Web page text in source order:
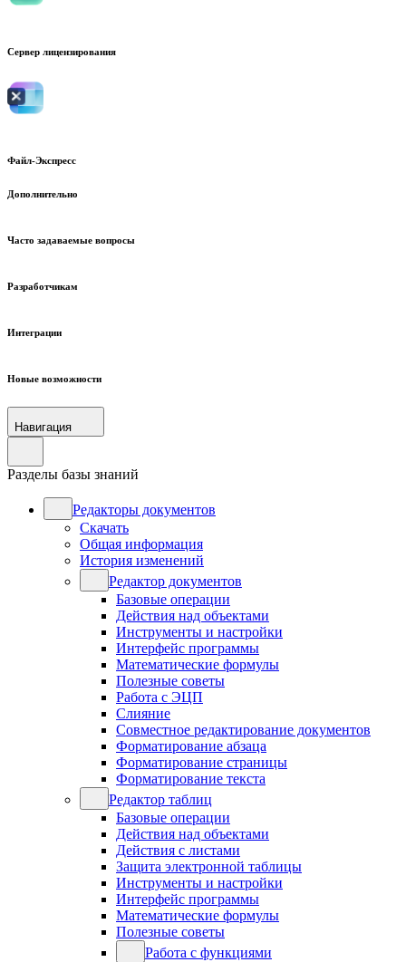
Сервер лицензирования
Файл-Экспресс
Дополнительно
Часто задаваемые вопросы
Разработчикам
Интеграции
Новые возможности
Навигация
Разделы базы знаний
Редакторы документов
Скачать
Общая информация
История изменений
Редактор документов
Базовые операции
Действия над объектами
Инструменты и настройки
Интерфейс программы
Математические формулы
Полезные советы
Работа с ЭЦП
Слияние
Совместное редактирование документов
Форматирование абзаца
Форматирование страницы
Форматирование текста
Редактор таблиц
Базовые операции
Действия над объектами
Действия с листами
Защита электронной таблицы
Инструменты и настройки
Интерфейс программы
Математические формулы
Полезные советы
Работа с функциями